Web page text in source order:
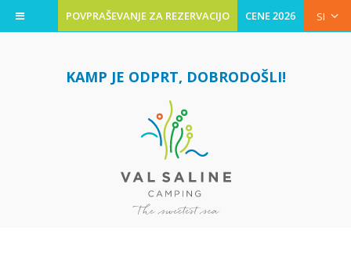
SI
CENE 2026
POVPRAŠEVANJE ZA REZERVACIJO
KAMP JE ODPRT, DOBRODOŠLI!